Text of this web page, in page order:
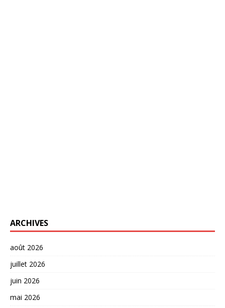
ARCHIVES
août 2026
juillet 2026
juin 2026
mai 2026